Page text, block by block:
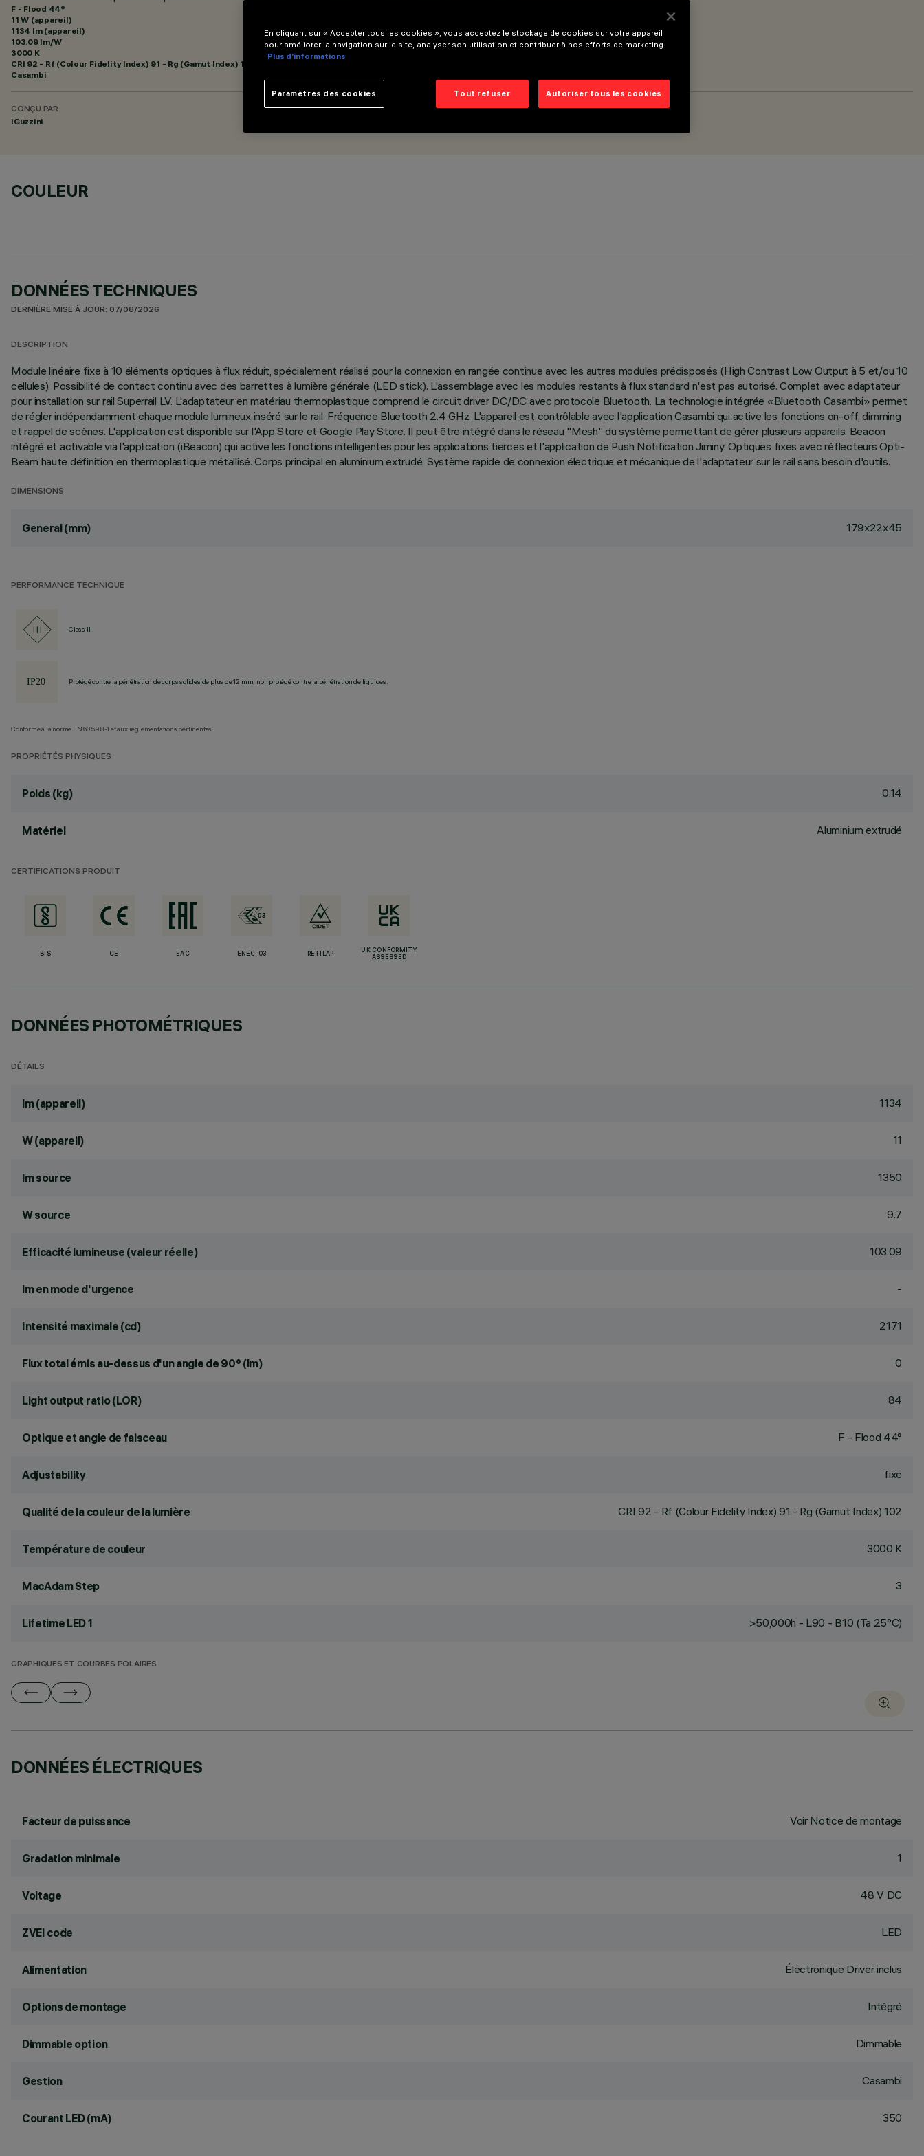
F - Flood 44°
11 W (appareil)
1134 lm (appareil)
103.09 lm/W
3000 K
CRI 92 - Rf (Colour Fidelity Index) 91 - Rg (Gamut Index) 102
Casambi
CONÇU PAR
iGuzzini
COULEUR
DONNÉES TECHNIQUES
DERNIÈRE MISE À JOUR: 07/08/2026
DESCRIPTION
Module linéaire fixe à 10 éléments optiques à flux réduit, spécialement réalisé pour la connexion en rangée continue avec les autres modules prédisposés (High Contrast Low Output à 5 et/ou 10
cellules). Possibilité de contact continu avec des barrettes à lumière générale (LED stick). L'assemblage avec les modules restants à flux standard n'est pas autorisé. Complet avec adaptateur
pour installation sur rail Superrail LV. L'adaptateur en matériau thermoplastique comprend le circuit driver DC/DC avec protocole Bluetooth. La technologie intégrée «Bluetooth Casambi» permet
de régler indépendamment chaque module lumineux inséré sur le rail. Fréquence Bluetooth 2.4 GHz. L'appareil est contrôlable avec l'application Casambi qui active les fonctions on-off, dimming
et rappel de scènes. L'application est disponible sur l'App Store et Google Play Store. Il peut être intégré dans le réseau "Mesh" du système permettant de gérer plusieurs appareils. Beacon
intégré et activable via l'application (iBeacon) qui active les fonctions intelligentes pour les applications tierces et l'application de Push Notification Jiminy. Optiques fixes avec réflecteurs Opti-
Beam haute définition en thermoplastique métallisé. Corps principal en aluminium extrudé. Système rapide de connexion électrique et mécanique de l'adaptateur sur le rail sans besoin d'outils.
DIMENSIONS
General (mm) 179x22x45
PERFORMANCE TECHNIQUE
Class III
Protégé contre la pénétration de corps solides de plus de 12 mm, non protégé contre la pénétration de liquides.
Conforme à la norme EN60598-1 et aux réglementations pertinentes.
PROPRIÉTÉS PHYSIQUES
Poids (kg) 0.14
Matériel Aluminium extrudé
CERTIFICATIONS PRODUIT
BIS CE EAC ENEC-03 RETILAP
UK CONFORMITY
ASSESSED
DONNÉES PHOTOMÉTRIQUES
DÉTAILS
lm (appareil) 1134
W (appareil) 11
lm source 1350
W source 9.7
Efficacité lumineuse (valeur réelle) 103.09
lm en mode d'urgence -
Intensité maximale (cd) 2171
Flux total émis au-dessus d'un angle de 90° (lm) 0
Light output ratio (LOR) 84
Optique et angle de faisceau F - Flood 44°
Adjustability fixe
Qualité de la couleur de la lumière CRI92 - Rf (Colour Fidelity Index) 91 - Rg (Gamut Index) 102
Température de couleur 3000 K
MacAdam Step 3
Lifetime LED 1 >50,000h - L90 - B10 (Ta 25°C)
GRAPHIQUES ET COURBES POLAIRES
DONNÉES ÉLECTRIQUES
Facteur de puissance Voir Notice de montage
Gradation minimale 1
Voltage 48 V DC
ZVEI code LED
Alimentation Électronique Driver inclus
Options de montage Intégré
Dimmable option Dimmable
Gestion Casambi
Courant LED (mA) 350
En cliquant sur « Accepter tous les cookies », vous acceptez le stockage de cookies sur votre appareil
pour améliorer la navigation sur le site, analyser son utilisation et contribuer à nos efforts de marketing.
Plus d’informations
Tout refuser Autoriser tous les cookies
Paramètres des cookies